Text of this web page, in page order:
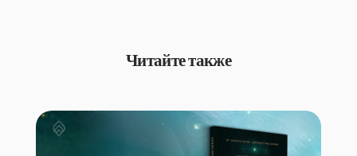
Читайте также